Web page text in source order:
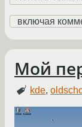
Мой
kde,